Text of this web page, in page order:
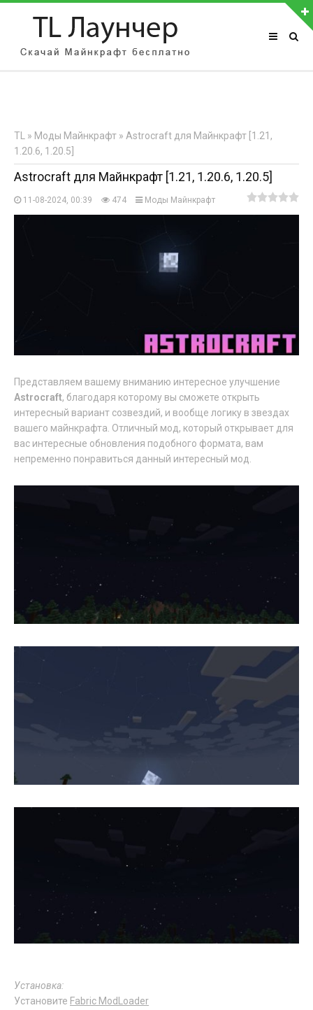
АВТОРИЗАЦИЯ НА САЙТЕ
Регистрация
TL » Моды Майнкрафт » Astrocraft для Майнкрафт [1.21,
1.20.6, 1.20.5]
Astrocraft для Майнкрафт [1.21, 1.20.6, 1.20.5]
11-08-2024, 00:39 474 Моды Майнкрафт
Представляем вашему вниманию интересное улучшение
Astrocraft, благодаря которому вы сможете открыть
интересный вариант созвездий, и вообще логику в звездах
вашего майнкрафта. Отличный мод, который открывает для
вас интересные обновления подобного формата, вам
непременно понравиться данный интересный мод.
Установка:
Установите Fabric ModLoader